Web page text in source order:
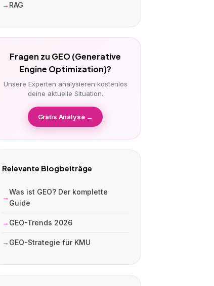
RAG
Fragen zu GEO (Generative
Engine Optimization)?
Unsere Experten analysieren kostenlos
deine aktuelle Situation.
Gratis Analyse →
Relevante Blogbeiträge
Was ist GEO? Der komplette
Guide
GEO-Trends 2026
GEO-Strategie für KMU